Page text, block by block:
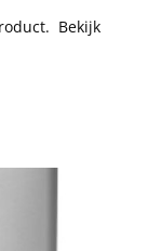
Bekijk